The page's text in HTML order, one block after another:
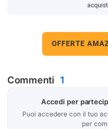
OFFERTE
Commenti 1
Accedi per
Puoi accedere con il tuo
per